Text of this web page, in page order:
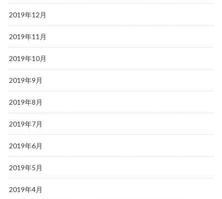
2019年12月
2019年11月
2019年10月
2019年9月
2019年8月
2019年7月
2019年6月
2019年5月
2019年4月